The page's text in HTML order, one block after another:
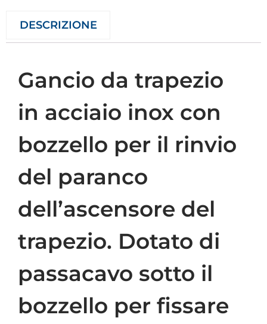
DESCRIZIONE
Gancio da trapezio
in acciaio inox con
bozzello per il rinvio
del paranco
dell’ascensore del
trapezio. Dotato di
passacavo sotto il
bozzello per fissare